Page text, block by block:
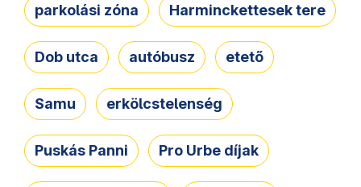
parkolási zóna Harminckettesek tere
Dob utca autóbusz etető
Samu erkölcstelenség
Puskás Panni Pro Urbe díjak